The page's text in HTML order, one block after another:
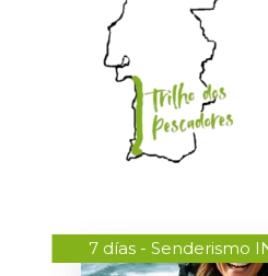
7 días - Senderismo